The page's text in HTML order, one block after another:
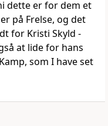
dette er for dem et
på Frelse, og det
for Kristi Skyld -
at lide for hans
som I have set